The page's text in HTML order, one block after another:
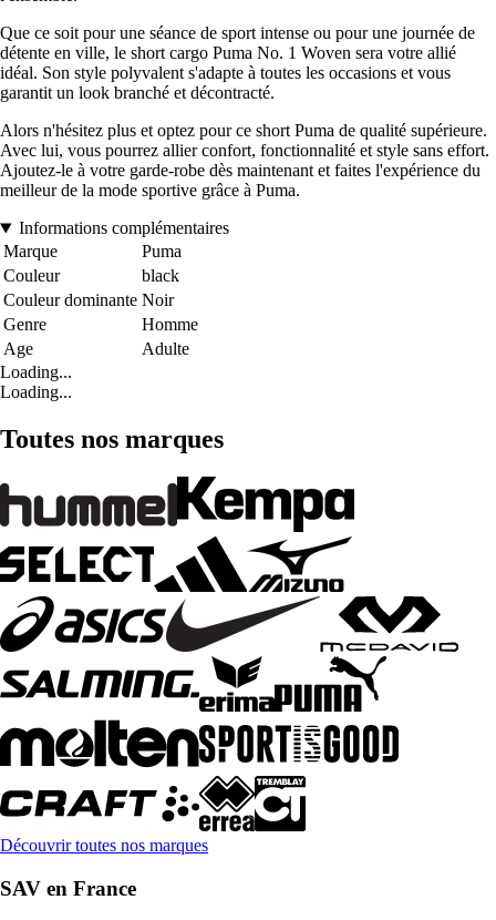
Que ce soit pour une séance de sport intense ou pour une journée de
détente en ville, le short cargo Puma No. 1 Woven sera votre allié
idéal. Son style polyvalent s'adapte à toutes les occasions et vous
garantit un look branché et décontracté.
Alors n'hésitez plus et optez pour ce short Puma de qualité supérieure.
Avec lui, vous pourrez allier confort, fonctionnalité et style sans effort.
Ajoutez-le à votre garde-robe dès maintenant et faites l'expérience du
meilleur de la mode sportive grâce à Puma.
Informations complémentaires
Marque
Puma
Couleur
black
Couleur dominante Noir
Genre
Homme
Age
Adulte
Loading...
Loading...
Toutes nos marques
Découvrir toutes nos marques
SAV en France